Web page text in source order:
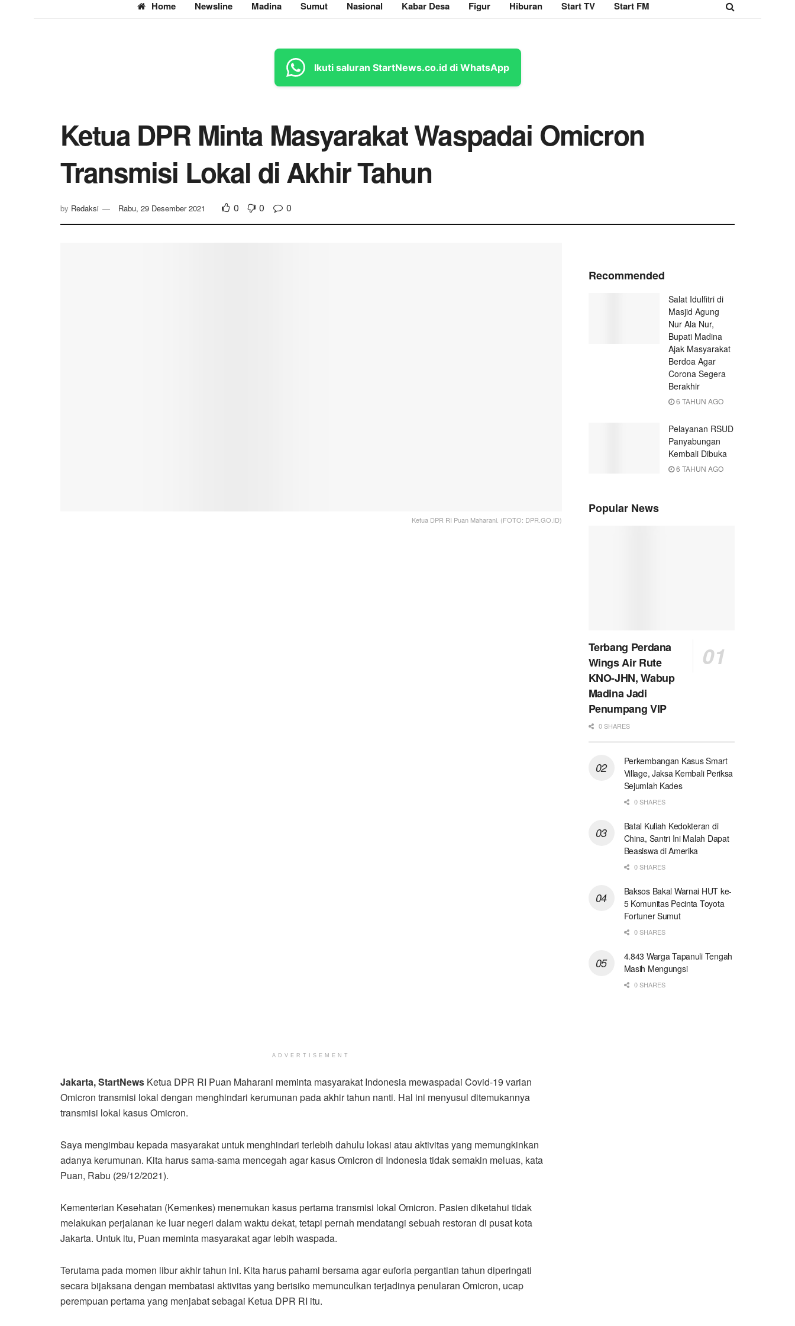
Home Newsline Madina Sumut Nasional Kabar Desa Figur Hiburan Start TV Start FM
Ikuti saluran StartNews.co.id di WhatsApp
Ketua DPR Minta Masyarakat Waspadai Omicron
Transmisi Lokal di Akhir Tahun
by Redaksi Rabu, 29 Desember 2021 0 0 0
Ketua DPR RI Puan Maharani. (FOTO: DPR.GO.ID)
ADVERTISEMENT
Jakarta, StartNews Ketua DPR RI Puan Maharani meminta masyarakat Indonesia mewaspadai Covid-19 varian
Omicron transmisi lokal dengan menghindari kerumunan pada akhir tahun nanti. Hal ini menyusul ditemukannya
transmisi lokal kasus Omicron.
Saya mengimbau kepada masyarakat untuk menghindari terlebih dahulu lokasi atau aktivitas yang memungkinkan
adanya kerumunan. Kita harus sama-sama mencegah agar kasus Omicron di Indonesia tidak semakin meluas, kata
Puan, Rabu (29/12/2021).
Kementerian Kesehatan (Kemenkes) menemukan kasus pertama transmisi lokal Omicron. Pasien diketahui tidak
melakukan perjalanan ke luar negeri dalam waktu dekat, tetapi pernah mendatangi sebuah restoran di pusat kota
Jakarta. Untuk itu, Puan meminta masyarakat agar lebih waspada.
Terutama pada momen libur akhir tahun ini. Kita harus pahami bersama agar euforia pergantian tahun diperingati
secara bijaksana dengan membatasi aktivitas yang berisiko memunculkan terjadinya penularan Omicron, ucap
perempuan pertama yang menjabat sebagai Ketua DPR RI itu.
Recommended
Salat Idulfitri di
Masjid Agung
Nur Ala Nur,
Bupati Madina
Ajak Masyarakat
Berdoa Agar
Corona Segera
Berakhir
6 TAHUN AGO
Pelayanan RSUD
Panyabungan
Kembali Dibuka
6 TAHUN AGO
Popular News
Terbang Perdana
Wings Air Rute
KNO-JHN, Wabup
Madina Jadi
Penumpang VIP
0 SHARES
Perkembangan Kasus Smart
Village, Jaksa Kembali Periksa
Sejumlah Kades
0 SHARES
Batal Kuliah Kedokteran di
China, Santri Ini Malah Dapat
Beasiswa di Amerika
0 SHARES
Baksos Bakal Warnai HUT ke-
5 Komunitas Pecinta Toyota
Fortuner Sumut
0 SHARES
4.843 Warga Tapanuli Tengah
Masih Mengungsi
0 SHARES